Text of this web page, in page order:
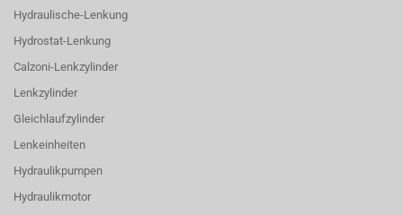
Hydraulische-Lenkung
Hydrostat-Lenkung
Calzoni-Lenkzylinder
Lenkzylinder
Gleichlaufzylinder
Lenkeinheiten
Hydraulikpumpen
Hydraulikmotor